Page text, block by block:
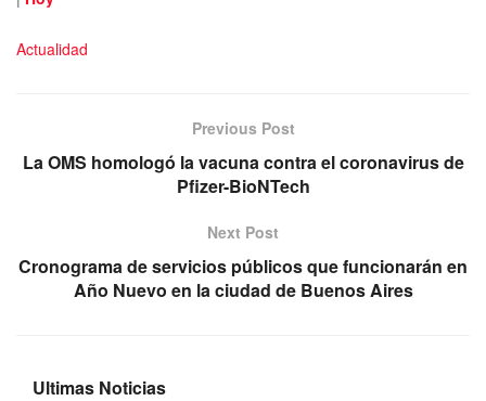
Actualidad
Previous Post
La OMS homologó la vacuna contra el coronavirus de
Pfizer-BioNTech
Next Post
Cronograma de servicios públicos que funcionarán en
Año Nuevo en la ciudad de Buenos Aires
Ultimas Noticias